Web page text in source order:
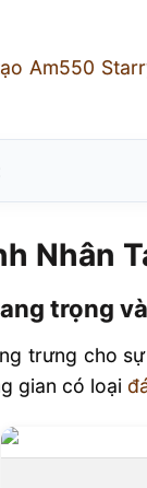
Am550
sang trọng và
đặt tối ưu cho
AQ001 Pure
Nhân
trọng
trưng cho
gian có loại